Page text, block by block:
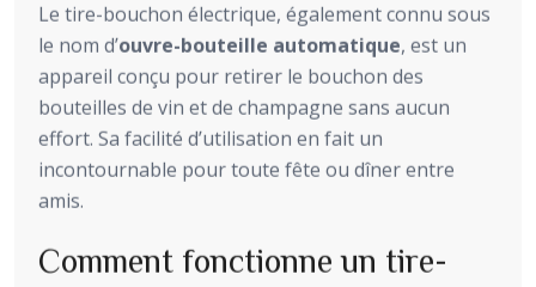
Le tire-bouchon électrique, également connu sous
le nom d’ouvre-bouteille automatique, est un
appareil conçu pour retirer le bouchon des
bouteilles de vin et de champagne sans aucun
effort. Sa facilité d’utilisation en fait un
incontournable pour toute fête ou dîner entre
amis.
Comment fonctionne un tire-